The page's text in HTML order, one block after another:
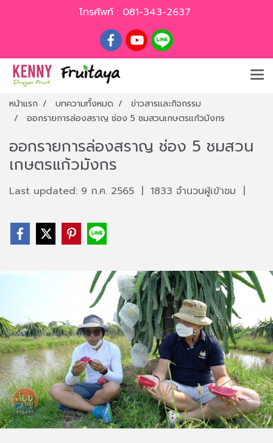
โทรศัพท์ : 081-343-2637
หน้าแรก บทความทั้งหมด
ข่าวสารและกิจกรรม
ออกรายการล่องสราญ ช่อง 5 ชมสวนเกษตรแก้วมังกร
ออกรายการล่องสราญ ช่อง 5 ชมสวน
เกษตรแก้วมังกร
Last updated: 9 ก.ค. 2565 | 1833 จำนวนผู้เข้าชม |